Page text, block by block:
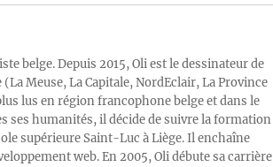
belge. Depuis 2015, Oli est le dessinateur de
Meuse, La Capitale, NordEclair, La Province
lus en région francophone belge et dans le
ses humanités, il décide de suivre la formation
supérieure Saint-Luc à Liège. Il enchaîne
web. En 2005, Oli débute sa carrière